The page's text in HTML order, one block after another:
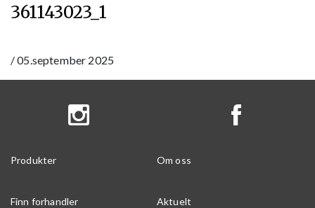
361143023_1
/05.september 2025
Produkter Om oss
Finn forhandler Aktuelt